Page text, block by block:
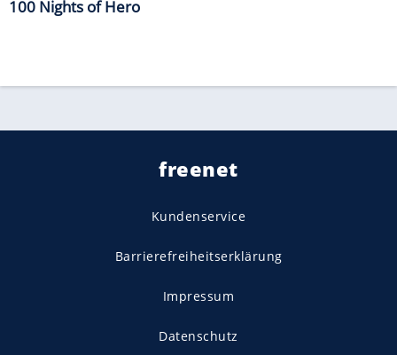
100 Nights of Hero
freenet
Kundenservice
Barrierefreiheitserklärung
Impressum
Datenschutz